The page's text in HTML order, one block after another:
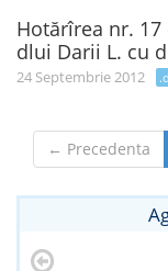
Hotărîrea nr.
dlui Darii L. cu
24 Septembrie 2012
← Precedenta